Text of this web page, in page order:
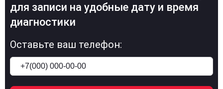
для записи на удобные дату и время
диагностики
Оставьте ваш телефон: